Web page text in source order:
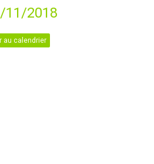
11/2018
au calendrier